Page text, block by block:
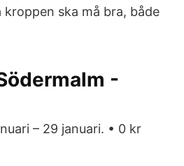
ska må bra, både
-
– 29 januari. • 0 kr